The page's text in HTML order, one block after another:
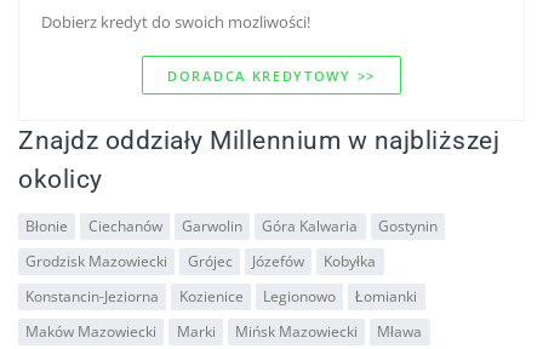
Dobierz kredyt do swoich mozliwości!
DORADCA KREDYTOWY >>
Znajdz oddziały Millennium w najbliższej
okolicy
Błonie Ciechanów Garwolin Góra Kalwaria
Gostynin
Grodzisk Mazowiecki
Grójec Józefów
Kobyłka
Konstancin-Jeziorna
Kozienice Legionowo
Łomianki
Maków Mazowiecki
Marki Mińsk Mazowiecki
Mława